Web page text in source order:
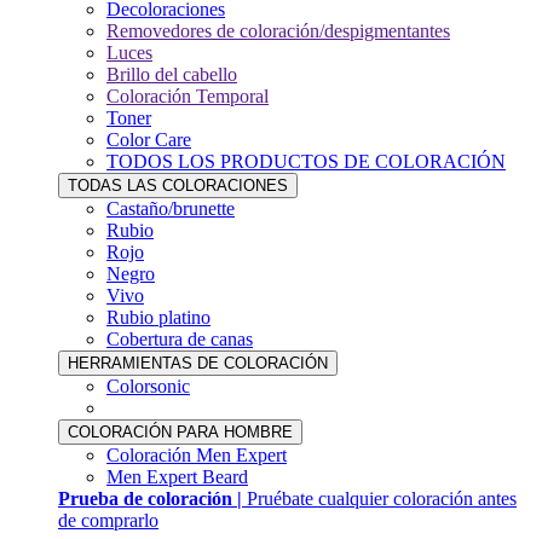
Decoloraciones
Removedores de coloración/despigmentantes
Luces
Brillo del cabello
Coloración Temporal
Toner
Color Care
TODOS LOS PRODUCTOS DE COLORACIÓN
TODAS LAS COLORACIONES
Castaño/brunette
Rubio
Rojo
Negro
Vivo
Rubio platino
Cobertura de canas
HERRAMIENTAS DE COLORACIÓN
Colorsonic
COLORACIÓN PARA HOMBRE
Coloración Men Expert
Men Expert Beard
Prueba de coloración | Pruébate cualquier coloración antes
de comprarlo